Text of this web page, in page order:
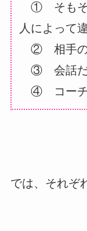
① そもそ
人によって
② 相手の
③ 会話だ
④ コーチ
では、それぞ